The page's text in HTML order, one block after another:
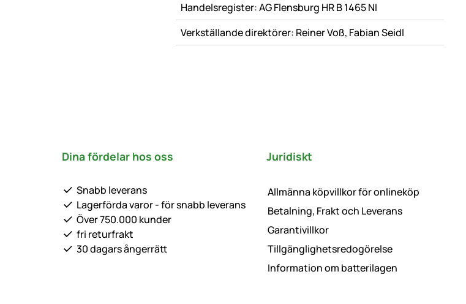
Handelsregister: AG Flensburg HR B 1465 NI
Verkställande direktörer: Reiner Voß, Fabian Seidl
Dina fördelar hos oss
Snabb leverans
Lagerförda varor - för snabb leverans
Över 750.000 kunder
fri returfrakt
30 dagars ångerrätt
Juridiskt
Allmänna köpvillkor för onlineköp
Betalning, Frakt och Leverans
Garantivillkor
Tillgänglighetsredogörelse
Information om batterilagen